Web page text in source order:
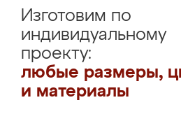
Изготовим по
индивидуальному
проекту:
любые размеры,
и материалы